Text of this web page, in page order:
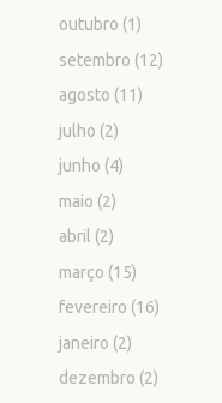
outubro (1)
setembro (12)
agosto (11)
julho (2)
junho (4)
maio (2)
abril (2)
março (15)
fevereiro (16)
janeiro (2)
dezembro (2)